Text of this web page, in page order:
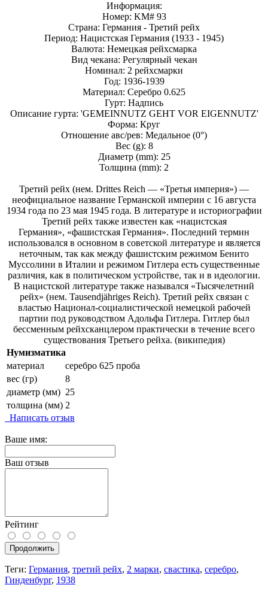
Информация:
Номер: KM# 93
Страна: Германия - Третий рейх
Период: Нацистская Германия (1933 - 1945)
Валюта: Немецкая рейхсмарка
Вид чекана: Регулярный чекан
Номинал: 2 рейхсмарки
Год: 1936-1939
Материал: Серебро 0.625
Гурт: Надпись
Описание гурта: 'GEMEINNUTZ GEHT VOR EIGENNUTZ'
Форма: Круг
Отношение авс/рев: Медальное (0°)
Вес (g): 8
Диаметр (mm): 25
Толщина (mm): 2
Третий рейх (нем. Drittes Reich — «Третья империя») —
неофициальное название Германской империи с 16 августа
1934 года по 23 мая 1945 года. В литературе и историографии
Третий рейх также известен как «нацистская
Германия», «фашистская Германия». Последний термин
использовался в основном в советской литературе и является
неточным, так как между фашистским режимом Бенито
Муссолини в Италии и режимом Гитлера есть существенные
различия, как в политическом устройстве, так и в идеологии.
В нацистской литературе также назывался «Тысячелетний
рейх» (нем. Tausendjähriges Reich). Третий рейх связан с
властью Национал-социалистической немецкой рабочей
партии под руководством Адольфа Гитлера. Гитлер был
бессменным рейхсканцлером практически в течение всего
существования Третьего рейха. (википедия)
Нумизматика
материал
серебро 625 проба
вес (гр)
8
диаметр (мм) 25
толщина (мм) 2
Написать отзыв
Ваше имя:
Ваш отзыв
Рейтинг
Продолжить
Теги: Германия, третий рейх, 2 марки, свастика, серебро,
Гинденбург, 1938